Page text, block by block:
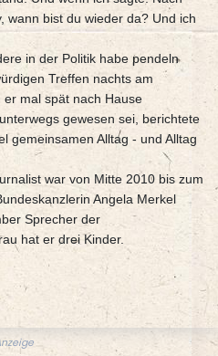
wann bist du wieder da? Und ich
in der Politik habe pendeln
Treffen nachts am
mal spät nach Hause
gewesen sei, berichtete
gemeinsamen Alltag - und Alltag
war von Mitte 2010 bis zum
Angela Merkel
Sprecher der
hat er drei Kinder.